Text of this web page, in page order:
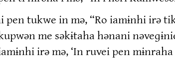
pen tukwe in mə, “Ro iamɨnhi irə
me səkɨtaha hənani
irə mə, ‘In ruvei pen